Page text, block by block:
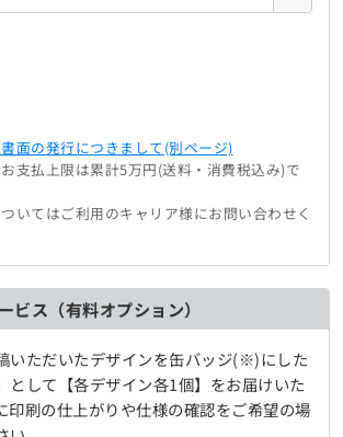
面の発行につきまして(別ページ)
支払上限は累計5万円(送料・消費税込み)で
いてはご利用のキャリア様にお問い合わせく
ビス（有料オプション）
いただいたデザインを缶バッジ(※)にした
として【各デザイン各1個】をお届けいた
印刷の仕上がりや仕様の確認をご希望の場